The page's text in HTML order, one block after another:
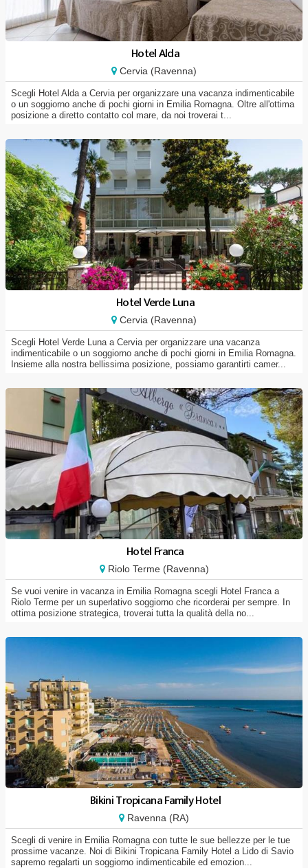
Hotel Alda
Cervia (Ravenna)
Scegli Hotel Alda a Cervia per organizzare una vacanza indimenticabile
o un soggiorno anche di pochi giorni in Emilia Romagna. Oltre all'ottima
posizione a diretto contatto col mare, da noi troverai t...
Hotel Verde Luna
Cervia (Ravenna)
Scegli Hotel Verde Luna a Cervia per organizzare una vacanza
indimenticabile o un soggiorno anche di pochi giorni in Emilia Romagna.
Insieme alla nostra bellissima posizione, possiamo garantirti camer...
Hotel Franca
Riolo Terme (Ravenna)
Se vuoi venire in vacanza in Emilia Romagna scegli Hotel Franca a
Riolo Terme per un superlativo soggiorno che ricorderai per sempre. In
ottima posizione strategica, troverai tutta la qualità della no...
Bikini Tropicana Family Hotel
Ravenna (RA)
Scegli di venire in Emilia Romagna con tutte le sue bellezze per le tue
prossime vacanze. Noi di Bikini Tropicana Family Hotel a Lido di Savio
sapremo regalarti un soggiorno indimenticabile ed emozion...